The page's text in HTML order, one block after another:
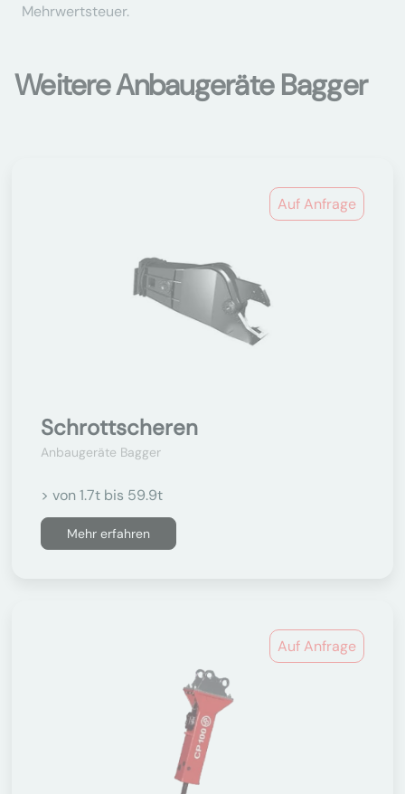
Mehrwertsteuer.
Weitere Anbaugeräte Bagger
Auf Anfrage
Schrottscheren
Anbaugeräte Bagger
> von 1.7t bis 59.9t
Mehr erfahren
Auf Anfrage